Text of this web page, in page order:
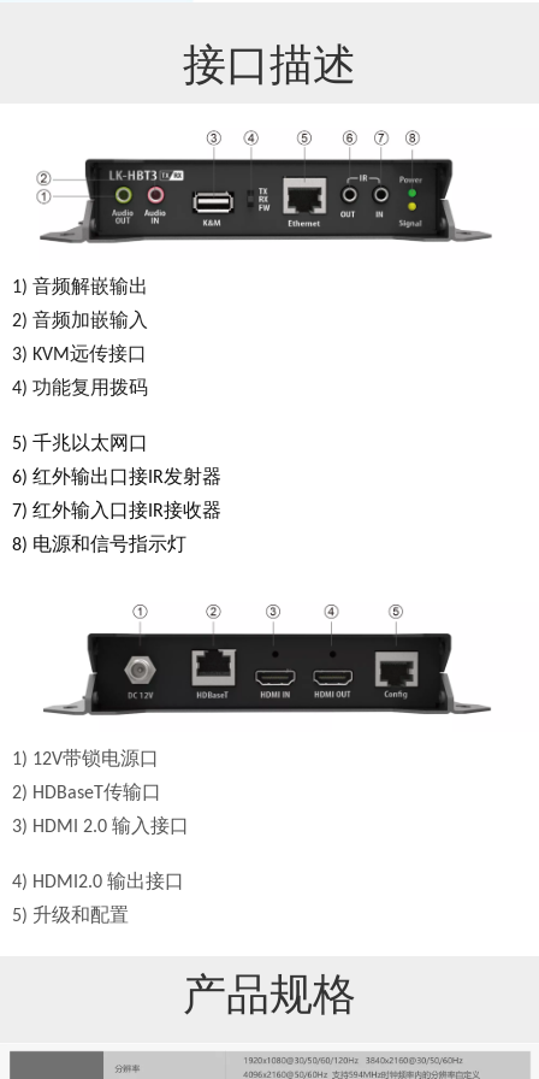
接口描述
1) 音频解嵌输出
2) 音频加嵌输入
3) KVM远传接口
4) 功能复用拨码
5) 千兆以太网口
6) 红外输出口接IR发射器
7) 红外输入口接IR接收器
8) 电源和信号指示灯
1) 12V带锁电源口
2) HDBaseT传输口
3) HDMI 2.0 输入接口
4) HDMI2.0 输出接口
5) 升级和配置
产品规格